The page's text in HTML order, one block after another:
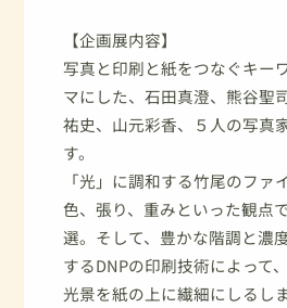
【企画展内容】
写真と印刷と紙をつなぐキー
マにした、石田真澄、熊谷聖
祐史、山元彩香、５人の写真
す。
「光」に調和する竹尾のファ
色、張り、重みといった観点
選。そして、豊かな階調と濃
するDNPの印刷技術によって
光景を紙の上に繊細にしるし